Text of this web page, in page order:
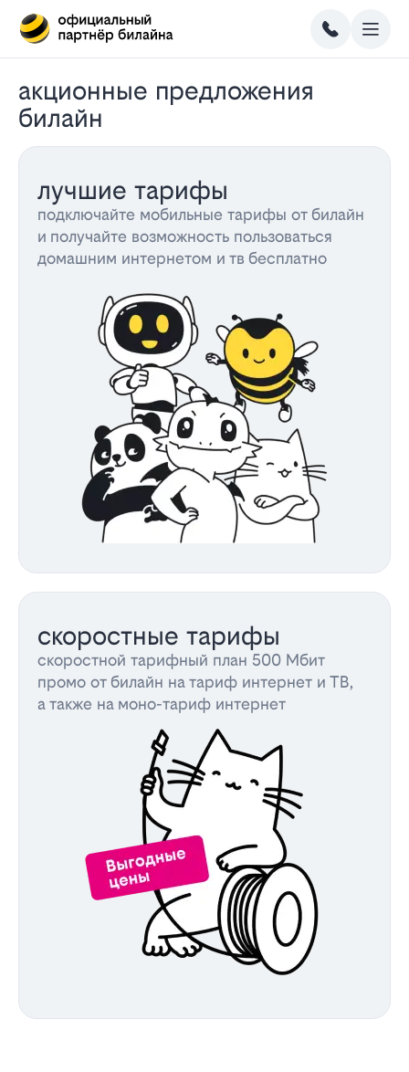
акционные предложения
билайн
лучшие тарифы
подключайте мобильные тарифы от билайн
и получайте возможность пользоваться
домашним интернетом и тв бесплатно
скоростные тарифы
скоростной тарифный план 500 Мбит
промо от билайн на тариф интернет и ТВ,
а также на моно-тариф интернет